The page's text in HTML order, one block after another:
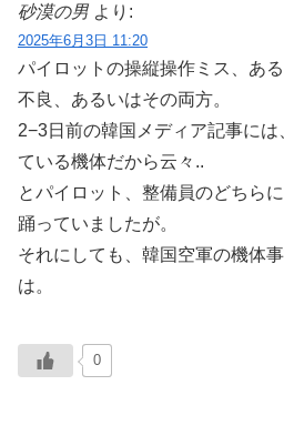
砂漠の男 より:
2025年6月3日 11:20
パイロットの操縦操作ミス、あ
不良、あるいはその両方。
2−3日前の韓国メディア記事に
ている機体だから云々..
とパイロット、整備員のどちら
踊っていましたが。
それにしても、韓国空軍の機体
は。
0